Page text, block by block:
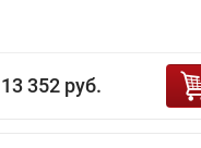
13 352 руб.